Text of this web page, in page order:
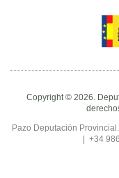
Copyright © 2026.
Pazo Deputación
+34